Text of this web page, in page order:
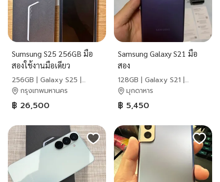
Sumsung S25 256GB มือ
สองใช้งานมือเดียว
256GB | Galaxy S25 |
Samsung
กรุงเทพมหานคร
฿ 26,500
Samsung Galaxy S21 มือ
สอง
128GB | Galaxy S21 |
Samsung
มุกดาหาร
฿ 5,450